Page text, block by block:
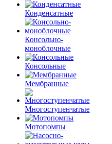
Конденсатные
Консольно-
моноблочные
Консольные
Мембранные
Многоступенчатые
Мотопомпы